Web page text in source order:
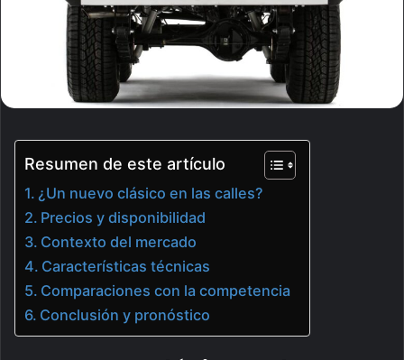
Resumen de este artículo
¿Un nuevo clásico en las calles?
Precios y disponibilidad
Contexto del mercado
Características técnicas
Comparaciones con la competencia
Conclusión y pronóstico